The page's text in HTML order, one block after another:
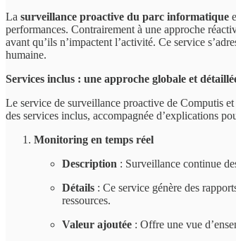
La surveillance proactive du parc informatique
performances. Contrairement à une approche
avant qu’ils n’impactent l’activité. Ce service
humaine.
Services inclus : une approche globale et
Le service de surveillance proactive de Computis
des services inclus, accompagnée d’explications
Monitoring en temps réel
Description : Surveillance continue
Détails : Ce service génère des
ressources.
Valeur ajoutée : Offre une vue